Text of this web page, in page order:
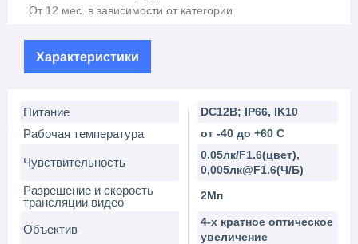
От 12 мес. в зависимости от категории
Характеристики
Питание DC12В; IP66, IK10
Рабочая температура от -40 до +60 С
Чувствительность
0.05лк/F1.6(цвет),
0,005лк@F1.6(Ч/Б)
Разрешение и скорость
трансляции видео
2Мп
Объектив
4-х кратное оптическое
увеличение